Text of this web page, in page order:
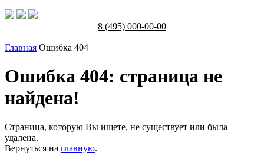
8 (495) 000-00-00
Главная Ошибка 404
Ошибка 404: страница не
найдена!
Страница, которую Вы ищете, не существует или была
удалена.
Вернуться на главную.